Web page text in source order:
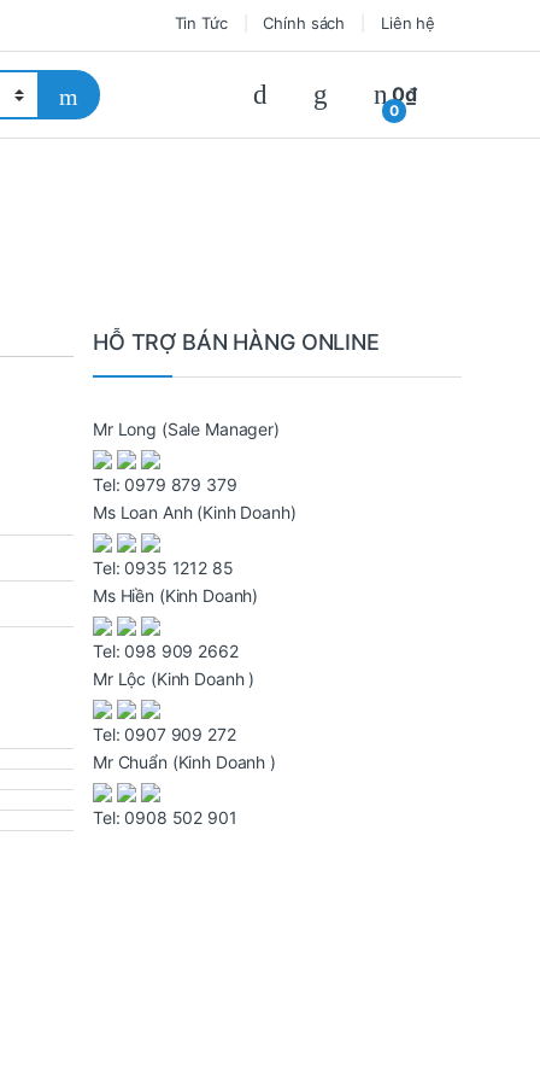
Tin Tức Chính sách Liên hệ
0
0₫
HỖ TRỢ BÁN HÀNG ONLINE
Mr Long (Sale Manager)
Tel:0979 879 379
Ms Loan Anh (Kinh Doanh)
Tel:0935 1212 85
Ms Hiền (Kinh Doanh)
Tel:098 909 2662
Mr Lộc (Kinh Doanh )
Tel:0907 909 272
Mr Chuẩn (Kinh Doanh )
Tel:0908 502 901